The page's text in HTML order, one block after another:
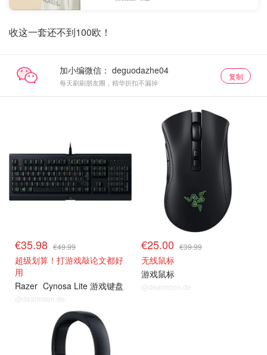
收这一套还不到100欧！
加小编微信：
每天刷刷朋友圈，精华折扣不漏掉
复制
€35.98 €49.99
超级划算！打游戏敲论文都好
用
Razer Cynosa Lite 游戏键盘
@dealmoon.de
€25.00 €39.99
无线鼠标
游戏鼠标
@dealmoon.de